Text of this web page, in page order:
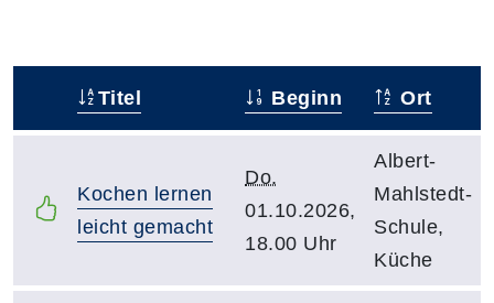
Titel Beginn Ort
Kochen lernen
leicht gemacht
Do.
01.10.2026,
18.00 Uhr
Albert-
Mahlstedt-
Schule,
Küche